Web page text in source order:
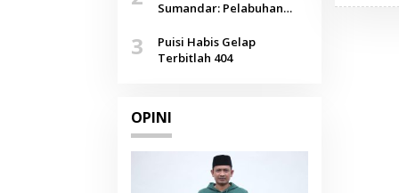
Agustus
Sumandar: Pelabuhan
Selendang Benang Merah
Lombang
3
Puisi Habis Gelap
Terbitlah 404
OPINI